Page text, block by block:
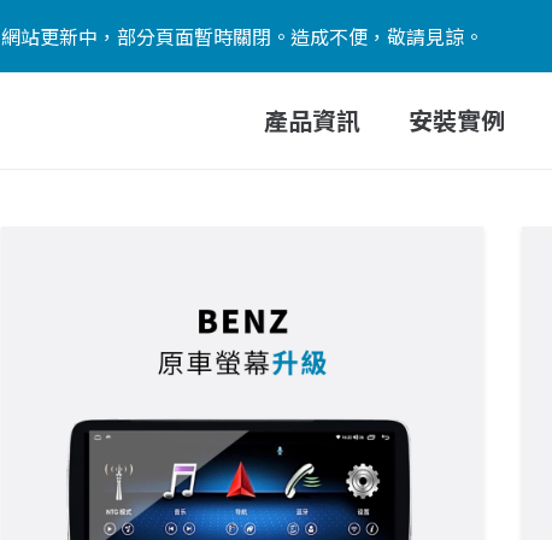
網站更新中，部分頁面暫時關閉。造成不便，敬請見諒。
產品資訊 安裝實例